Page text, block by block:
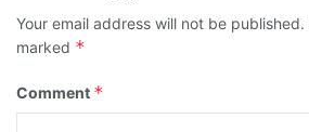
Your email address will not be published.
marked *
Comment *